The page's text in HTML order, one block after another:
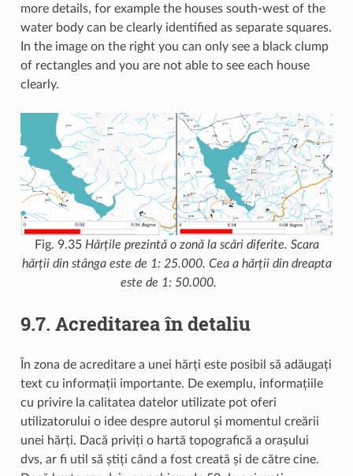
more details, for example the houses south-west of the
water body can be clearly identified as separate squares.
In the image on the right you can only see a black clump
of rectangles and you are not able to see each house
clearly.
Fig. 9.35 Hărțile prezintă o zonă la scări diferite. Scara
hărții din stânga este de 1: 25.000. Cea a hărții din dreapta
este de 1: 50.000.
9.7. Acreditarea în detaliu
În zona de acreditare a unei hărți este posibil să adăugați
text cu informații importante. De exemplu, informațiile
cu privire la calitatea datelor utilizate pot oferi
utilizatorului o idee despre autorul și momentul creării
unei hărți. Dacă priviți o hartă topografică a orașului
dvs, ar fi util să știți când a fost creată și de către cine.